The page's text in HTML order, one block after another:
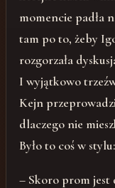
momencie padła
tam po to, żeby
rozgorzała
I wyjątkowo
Kejn
dlaczego nie
Było to coś w stylu:
– Skoro prom jest